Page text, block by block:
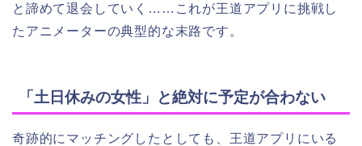
と諦めて退会していく……これが王道アプリに挑戦し
たアニメーターの典型的な末路です。
「土日休みの女性」と絶対に予定が合わない
奇跡的にマッチングしたとしても、王道アプリにいる